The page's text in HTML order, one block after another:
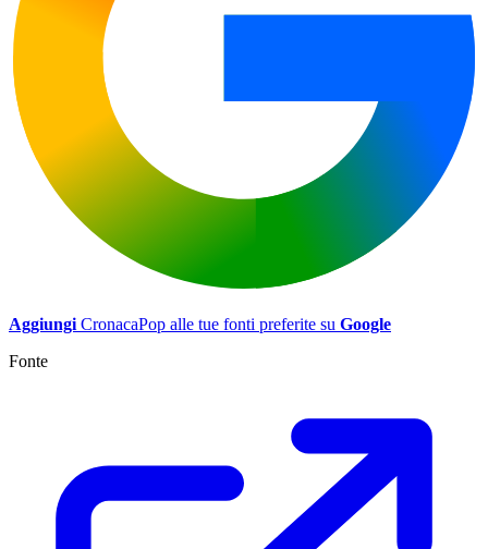
Aggiungi CronacaPop alle tue fonti preferite su Google
Fonte